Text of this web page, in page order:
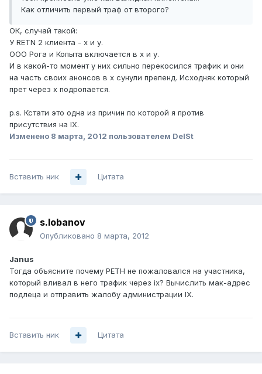
Как отличить первый траф от второго?
ОК, случай такой:
У RETN 2 клиента - х и у.
ООО Рога и Копыта включается в х и у.
И в какой-то момент у них сильно перекосился трафик и они
на часть своих анонсов в х сунули препенд. Исходняк который
прет через х подропается.
p.s. Кстати это одна из причин по которой я против
присутствия на IX.
Изменено 8 марта, 2012 пользователем DelSt
Вставить ник Цитата
s.lobanov
Опубликовано 8 марта, 2012
Janus
Тогда объясните почему РЕТН не пожаловался на участника,
который вливал в него трафик через ix? Вычислить мак-адрес
подлеца и отправить жалобу администрации IX.
Вставить ник Цитата